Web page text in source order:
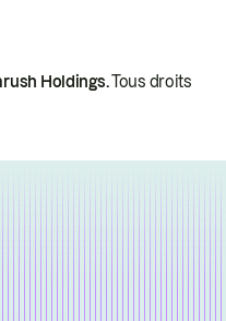
Holdings.Tous droits